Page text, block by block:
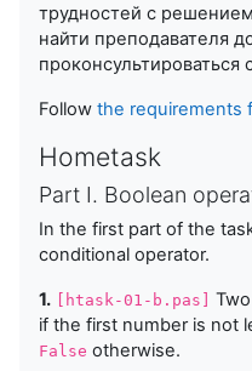
трудностей с
найти преподавателя
Follow the requirements
Hometask
Part I. Boolean
In the first part of the
conditional operator.
1. [htask-01-b.pas]
if the first number is not
False otherwise.